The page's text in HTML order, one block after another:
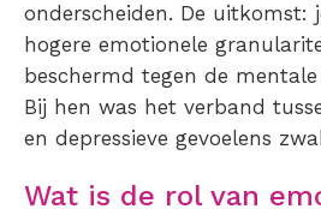
onderscheiden. De uitkomst:
hogere emotionele
beschermd tegen de
Bij hen was het verband
en depressieve gevoelens
Wat is de rol van